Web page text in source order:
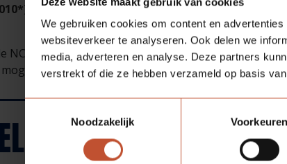
We gebruiken cookies om content en
websiteverkeer te analyseren. Ook delen we
media, adverteren en analyse. Deze partners
verstrekt of die ze hebben verzameld op basis
Noodzakelijk
Voorkeuren
Reinwit (NCS
S0505G90Y*)
NCS/RAL kleuren zijn bij benadering. Door unieke
Voor een waarheidsgetrouwe weergave is
PRODUCTEN